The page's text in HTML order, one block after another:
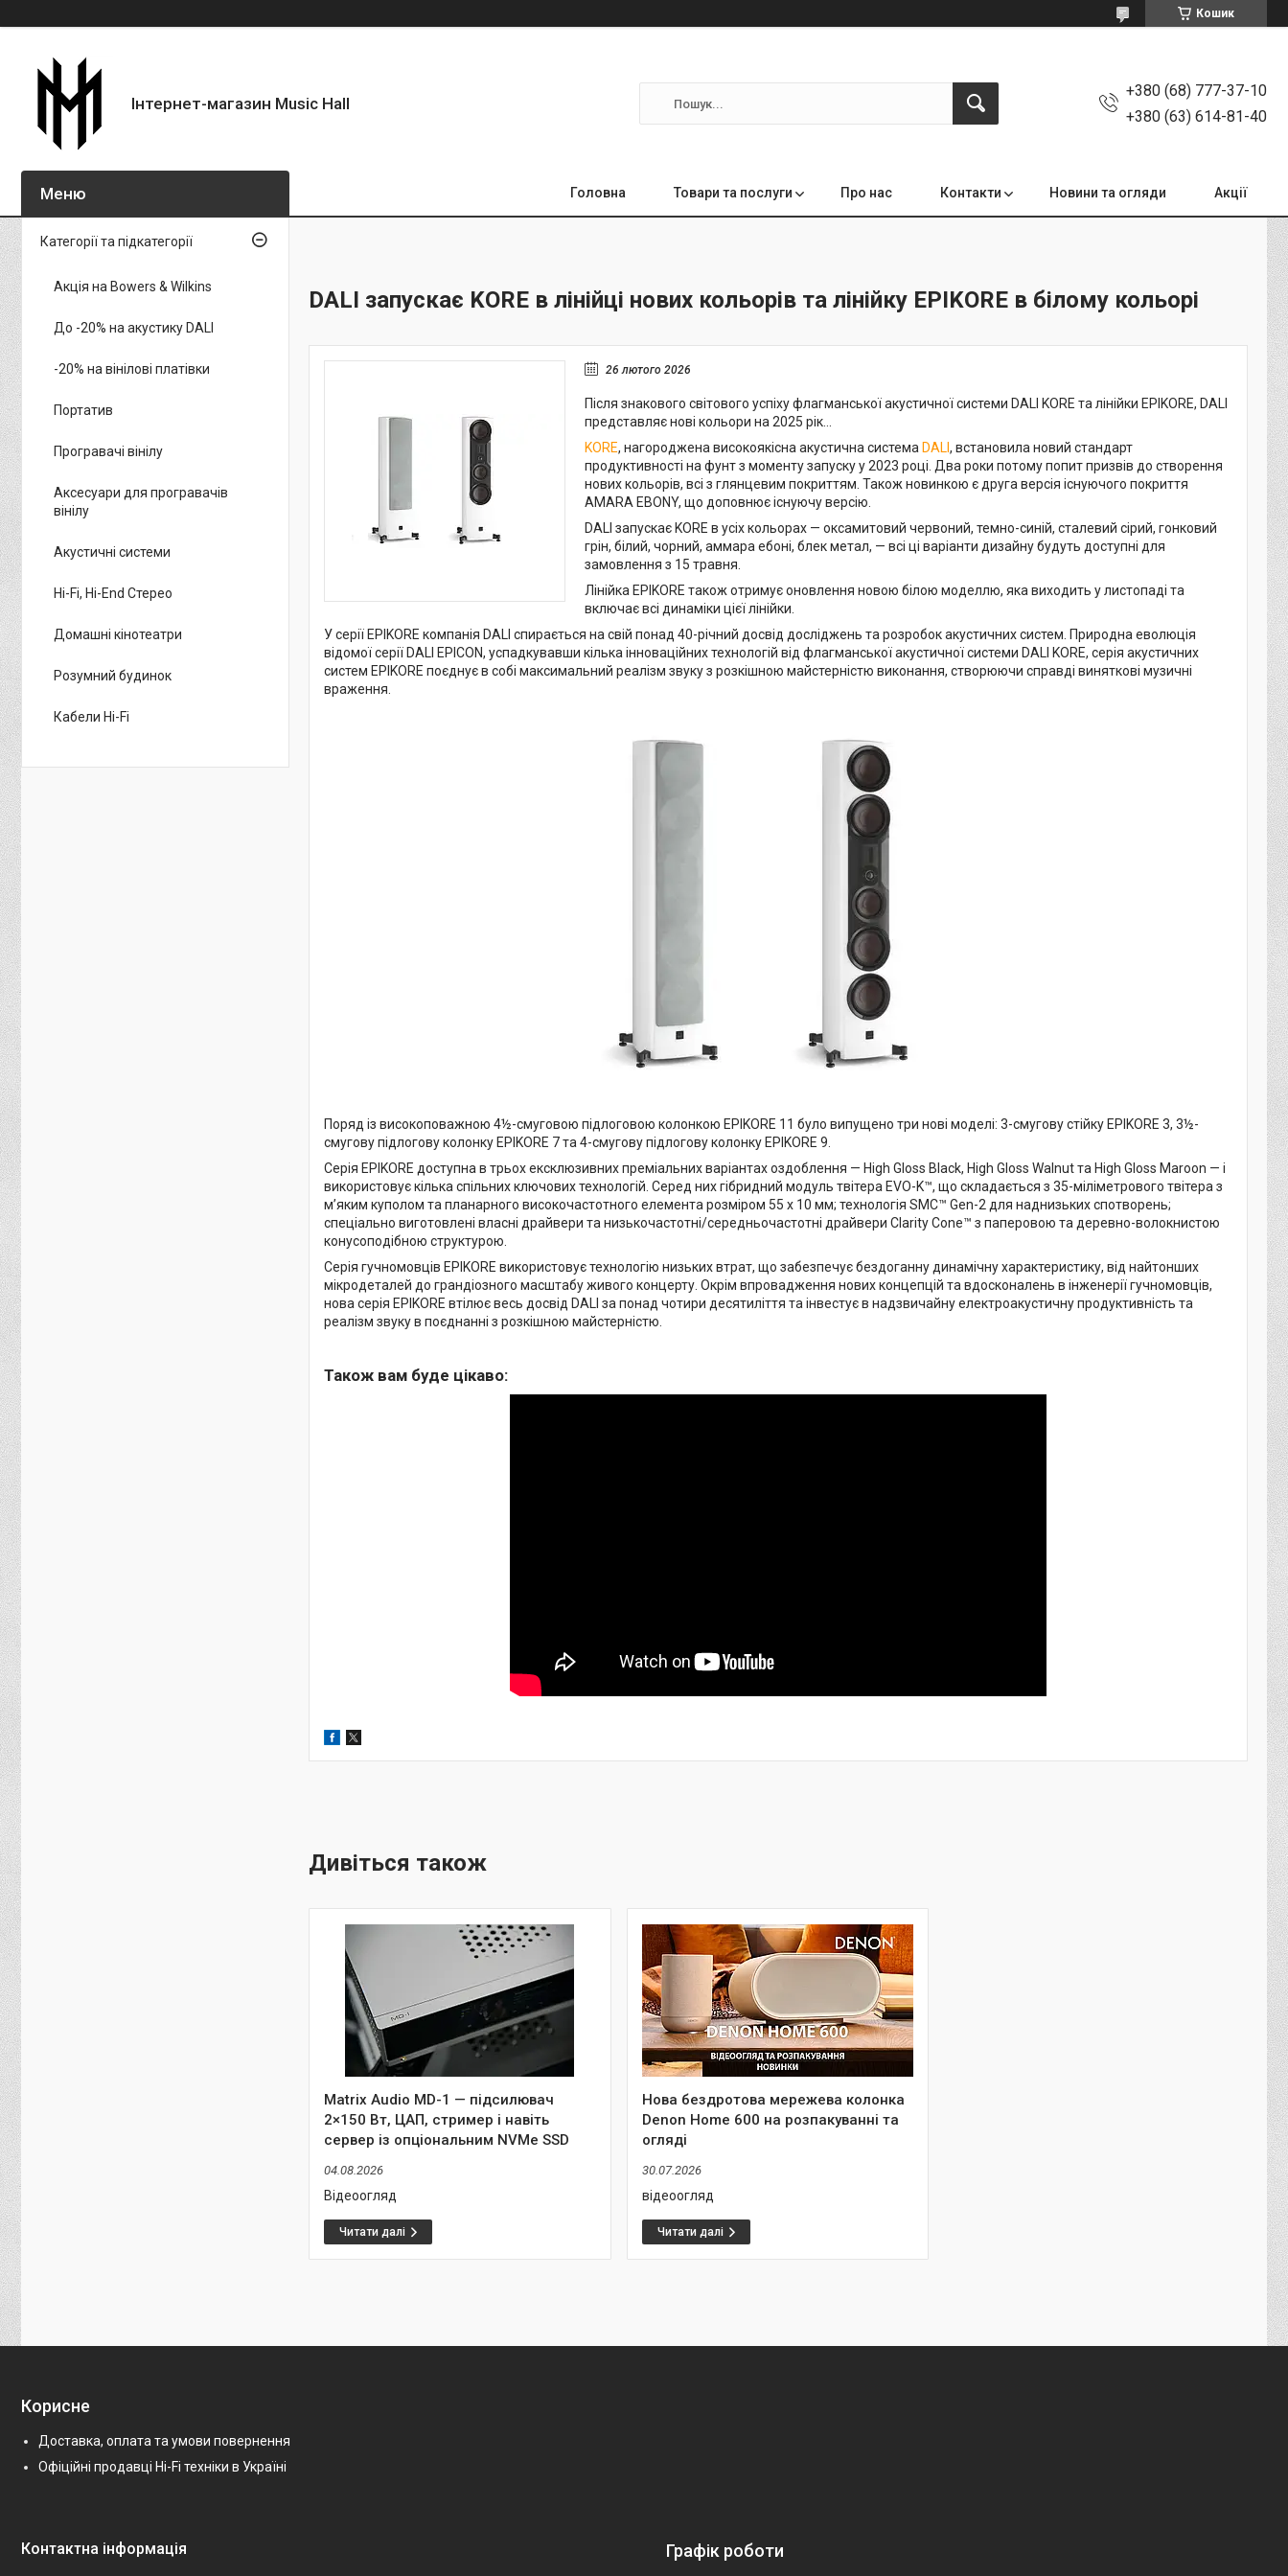
Кошик
Інтернет-магазин Music Hall
+380 (68) 777-37-10
+380 (63) 614-81-40
Головна Товари та послуги Про нас Контакти Новини та огляди Акції
DALI запускає KORE в лінійці нових кольорів та лінійку EPIKORE в білому кольорі
26 лютого 2026
Після знакового світового успіху флагманської акустичної системи DALI KORE та лінійки EPIKORE, DALI
представляє нові кольори на 2025 рік...
KORE, нагороджена високоякісна акустична система DALI , встановила новий стандарт
продуктивності на фунт з моменту запуску у 2023 році. Два роки потому попит призвів до створення
нових кольорів, всі з глянцевим покриттям. Також новинкою є друга версія існуючого покриття
AMARA EBONY, що доповнює існуючу версію.
DALI запускає KORE в усіх кольорах — оксамитовий червоний, темно-синій, сталевий сірий, гонковий
грін, білий, чорний, аммара ебоні, блек метал, — всі ці варіанти дизайну будуть доступні для
замовлення з 15 травня.
Лінійка EPIKORE також отримує оновлення новою білою моделлю, яка виходить у листопаді та
включає всі динаміки цієї лінійки.
У серії EPIKORE компанія DALI спирається на свій понад 40-річний досвід досліджень та розробок акустичних систем. Природна еволюція
відомої серії DALI EPICON, успадкувавши кілька інноваційних технологій від флагманської акустичної системи DALI KORE, серія акустичних
систем EPIKORE поєднує в собі максимальний реалізм звуку з розкішною майстерністю виконання, створюючи справді виняткові музичні
враження.
Поряд із високоповажною 4½-смуговою підлоговою колонкою EPIKORE 11 було випущено три нові моделі: 3-смугову стійку EPIKORE 3, 3½-
смугову підлогову колонку EPIKORE 7 та 4-смугову підлогову колонку EPIKORE 9.
Серія EPIKORE доступна в трьох ексклюзивних преміальних варіантах оздоблення — High Gloss Black, High Gloss Walnut та High Gloss Maroon — і
використовує кілька спільних ключових технологій. Серед них гібридний модуль твітера EVO-K™, що складається з 35-міліметрового твітера з
м’яким куполом та планарного високочастотного елемента розміром 55 x 10 мм; технологія SMC™ Gen-2 для наднизьких спотворень;
спеціально виготовлені власні драйвери та низькочастотні/середньочастотні драйвери Clarity Cone™ з паперовою та деревно-волокнистою
конусоподібною структурою.
Серія гучномовців EPIKORE використовує технологію низьких втрат, що забезпечує бездоганну динамічну характеристику, від найтонших
мікродеталей до грандіозного масштабу живого концерту. Окрім впровадження нових концепцій та вдосконалень в інженерії гучномовців,
нова серія EPIKORE втілює весь досвід DALI за понад чотири десятиліття та інвестує в надзвичайну електроакустичну продуктивність та
реалізм звуку в поєднанні з розкішною майстерністю.
Також вам буде цікаво:
Matrix Audio MD-1 — підсилювач
2×150 Вт, ЦАП, стример і навіть
сервер із опціональним NVMe SSD
04.08.2026
Відеоогляд
Нова бездротова мережева колонка
Denon Home 600 на розпакуванні та
огляді
30.07.2026
відеоогляд
Категорії та підкатегорії
Акція на Bowers & Wilkins
До -20% на акустику DALI
-20% на вінілові платівки
Портатив
Програвачі вінілу
Аксесуари для програвачів
вінілу
Акустичні системи
Hi-Fi, Hi-End Стерео
Домашні кінотеатри
Розумний будинок
Кабели Hi-Fi
Корисне
Доставка, оплата та умови повернення
Офіційні продавці Hi-Fi техніки в Україні
Графік роботи